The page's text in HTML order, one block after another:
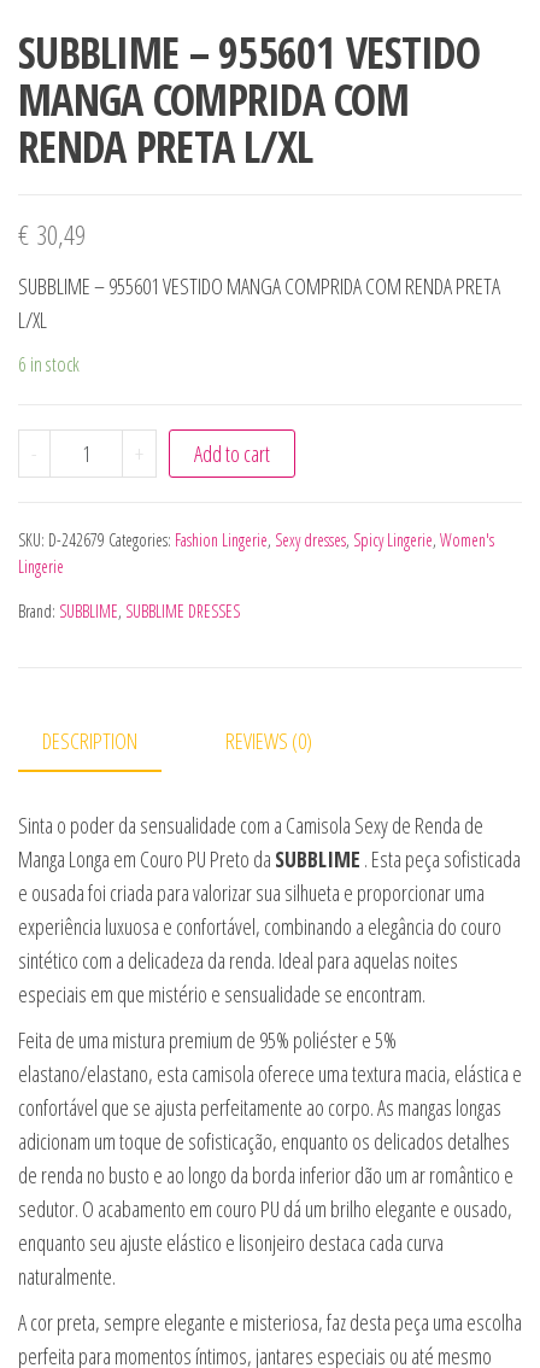
SUBBLIME – 955601 VESTIDO
MANGA COMPRIDA COM
RENDA PRETA L/XL
€ 30,49
SUBBLIME – 955601 VESTIDO MANGA COMPRIDA COM RENDA PRETA
L/XL
6 in stock
- SUBBLIME - 955601 VESTIDO MANGA COMPRIDA COM
+ Add to cart
SKU: D-242679 Categories: Fashion Lingerie, Sexy dresses, Spicy Lingerie, Women's
Lingerie
Brand: SUBBLIME, SUBBLIME DRESSES
DESCRIPTION REVIEWS (0)
Sinta o poder da sensualidade com a Camisola Sexy de Renda de
Manga Longa em Couro PU Preto da SUBBLIME . Esta peça sofisticada
e ousada foi criada para valorizar sua silhueta e proporcionar uma
experiência luxuosa e confortável, combinando a elegância do couro
sintético com a delicadeza da renda. Ideal para aquelas noites
especiais em que mistério e sensualidade se encontram.
Feita de uma mistura premium de 95% poliéster e 5%
elastano/elastano, esta camisola oferece uma textura macia, elástica e
confortável que se ajusta perfeitamente ao corpo. As mangas longas
adicionam um toque de sofisticação, enquanto os delicados detalhes
de renda no busto e ao longo da borda inferior dão um ar romântico e
sedutor. O acabamento em couro PU dá um brilho elegante e ousado,
enquanto seu ajuste elástico e lisonjeiro destaca cada curva
naturalmente.
A cor preta, sempre elegante e misteriosa, faz desta peça uma escolha
perfeita para momentos íntimos, jantares especiais ou até mesmo